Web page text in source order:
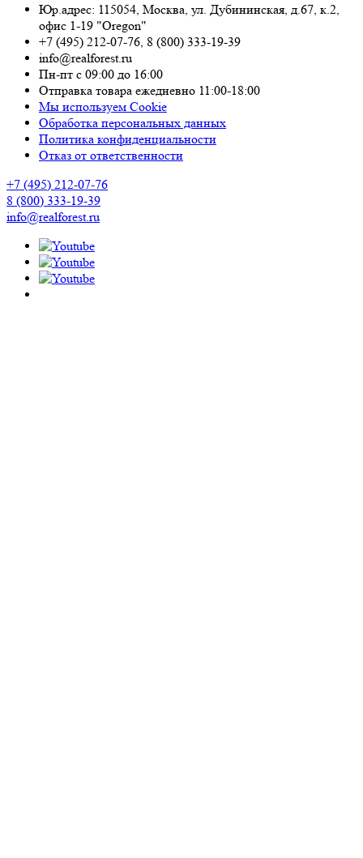
Юр.адрес: 115054 Москва ул. Дубининская, д.67, к.2,
офис 1-19 "Oregon"
+7 (495) 212-07-76 8 (800) 333-19-39
info@realforest.ru
Пн-пт с 09:00 до 16:00
Отправка товара ежедневно 11:00-18:00
Мы используем Cookie
Обработка персональных данных
Политика конфиденциальности
Отказ от ответственности
+7 (495) 212-07-76
8 (800) 333-19-39
info@realforest.ru